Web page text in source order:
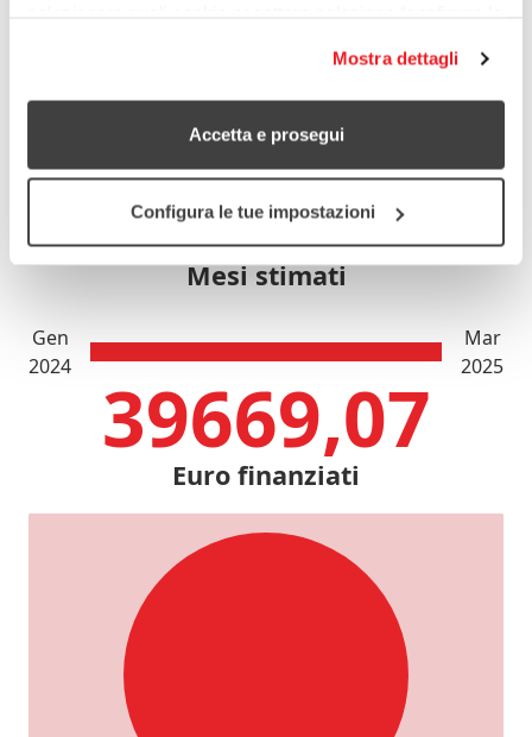
Mostra dettagli
Accetta e prosegui
Configura le tue impostazioni
soluzioni inclusive. Saranno coinvolte la cittadinanza,
le organizzazioni del Terzo Settore e le istituzioni.
Dati aggiornati al 31.12.2024
15
Mesi stimati
Gen
2024
Mar
2025
39669,07
Euro finanziati